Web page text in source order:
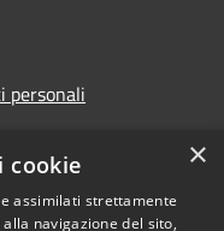
personali
© 2026 • Comune di
×
cookie
assimilati strettamente
navigazione del sito,